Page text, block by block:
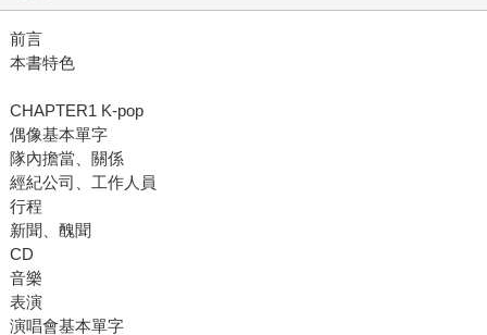
前言
本書特色
CHAPTER1 K-pop
偶像基本單字
隊內擔當、關係
經紀公司、工作人員
行程
新聞、醜聞
CD
音樂
表演
演唱會基本單字